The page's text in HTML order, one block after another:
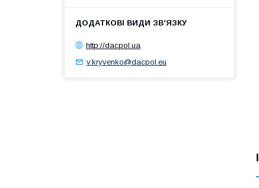
http://dacpol.ua
v.kryvenko@dacpol.eu